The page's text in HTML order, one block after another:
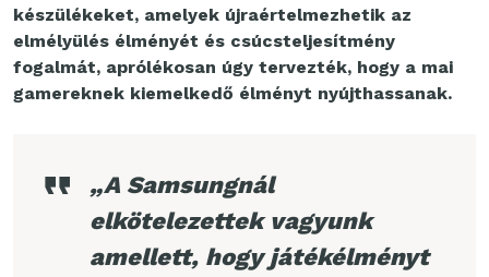
készülékeket, amelyek újraértelmezhetik az
elmélyülés élményét és csúcsteljesítmény
fogalmát, aprólékosan úgy tervezték, hogy a mai
gamereknek kiemelkedő élményt nyújthassanak.
„A Samsungnál
elkötelezettek vagyunk
amellett, hogy játékélményt